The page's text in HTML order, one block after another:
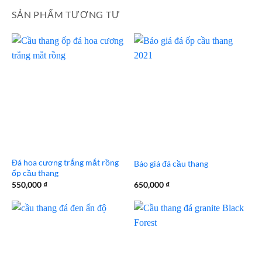
SẢN PHẨM TƯƠNG TỰ
Đá hoa cương trắng mắt rồng
ốp cầu thang
550,000₫
Báo giá đá cầu thang
650,000₫